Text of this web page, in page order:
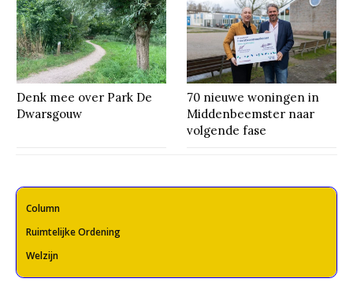
Denk mee over Park De
Dwarsgouw
70 nieuwe woningen in
Middenbeemster naar
volgende fase
Column
Ruimtelijke Ordening
Welzijn